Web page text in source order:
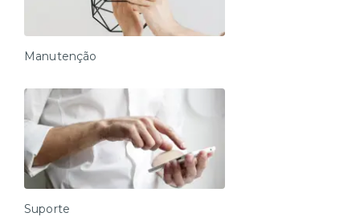
Manutenção
Suporte